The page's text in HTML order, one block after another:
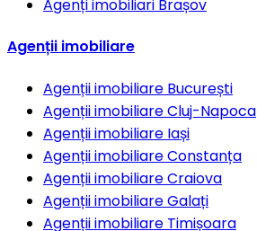
Agenți imobiliari Brașov
Agenții imobiliare
Agenții imobiliare București
Agenții imobiliareCluj-Napoca
Agenții imobiliare Iași
Agenții imobiliareConstanța
Agenții imobiliareCraiova
Agenții imobiliareGalați
Agenții imobiliare Timișoara